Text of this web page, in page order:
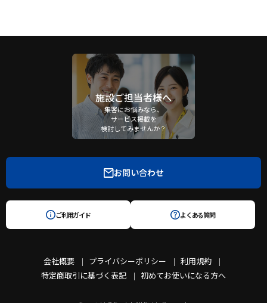
施設ご担当者様へ
集客にお悩みなら、
サービス掲載を
検討してみませんか？
会社概要 プライバシーポリシー
利用規約
特定商取引に基づく表記
初めてお使いになる方へ
お問い合わせ
ご利用ガイド よくある質問